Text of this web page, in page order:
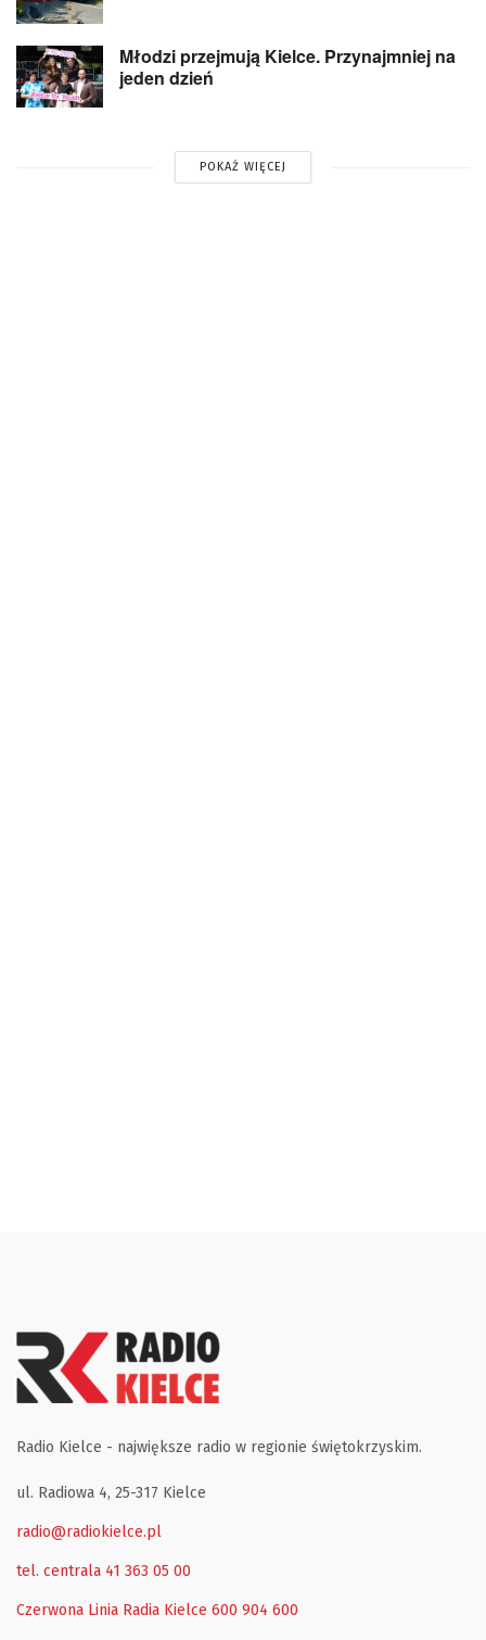
Młodzi przejmują Kielce. Przynajmniej na
jeden dzień
POKAŻ WIĘCEJ
Radio Kielce - największe radio w regionie świętokrzyskim.
ul. Radiowa 4, 25-317 Kielce
radio@radiokielce.pl
tel. centrala 41 363 05 00
Czerwona Linia Radia Kielce 600 904 600